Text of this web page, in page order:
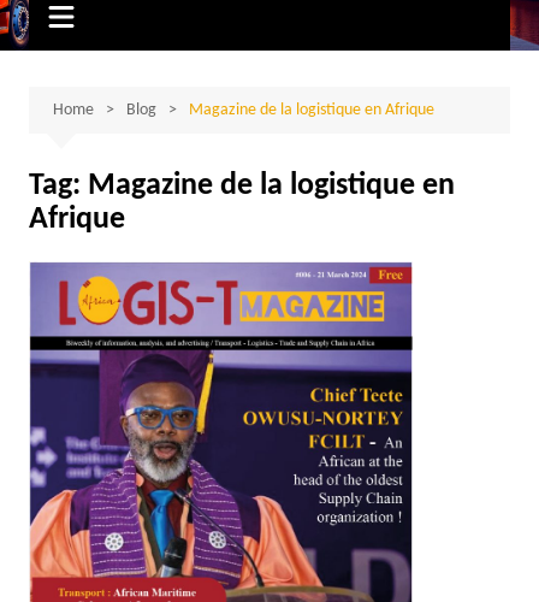
Home Blog Magazine de la logistique en Afrique
Tag: Magazine de la logistique en
Afrique